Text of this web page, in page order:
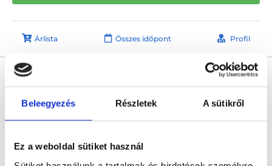
Beleegyezés Részletek A sütikről
Ez a weboldal sütiket használ
Árlista Összes időpont Profil
* Szakorvos jelölt (rezidens): általános orvosi oklevéllel rendelkező
orvos, aki jogszabályok szerinti szakorvosi szakképesítés
megszerzésére irányuló képzésben vesz részt. Ezen orvosok által
önállóan nem végezhető szakmai tevékenységért teljes
felelősséggel tartozik és azt közvetlenül felügyeli az egészségügyi
és szakorvosjelölt esetén.